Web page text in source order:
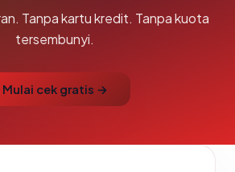
Tanpa kartu kredit. Tanpa kuota
tersembunyi.
Mulai cek gratis →